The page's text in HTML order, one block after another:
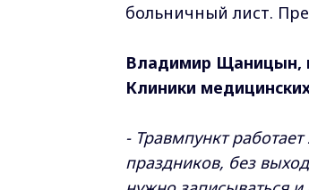
больничный лист.
Владимир Щаницын,
Клиники
- Травмпункт
праздников, без